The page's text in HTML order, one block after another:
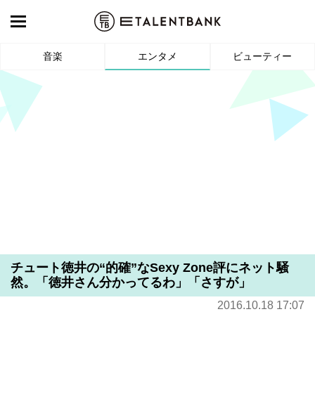
音楽 エンタメ ビューティー
チュート徳井の“的確”なSexy Zone評にネット騒
然。「徳井さん分かってるわ」「さすが」
2016.10.18 17:07